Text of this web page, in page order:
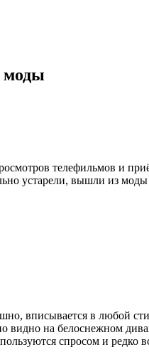
моды
телефильмов и
устарели, вышли из моды
вписывается в любой
видно на белоснежном
спросом и редко